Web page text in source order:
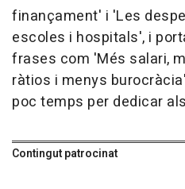
finançament' i 'Les
escoles i hospitals', i
frases com 'Més salari,
ràtios i menys
poc temps per dedicar
Contingut patrocinat